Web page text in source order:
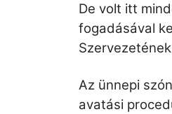
De volt itt
fogadásával
Az ünnepi
avatási